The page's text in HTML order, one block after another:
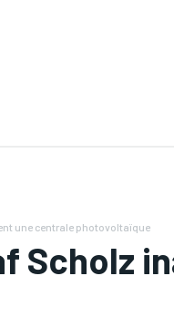
une centrale photovoltaïque
Scholz